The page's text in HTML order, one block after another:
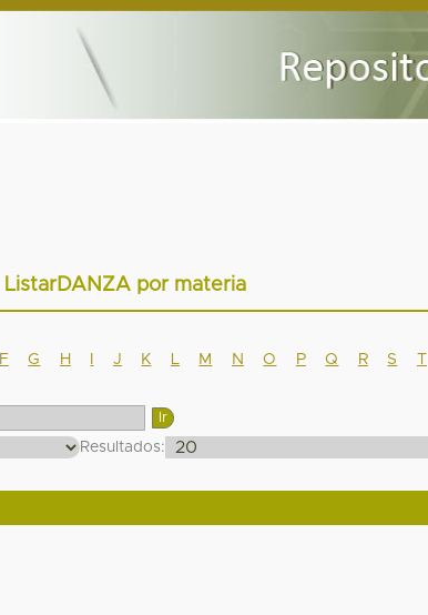
ListarDANZA por materia
F G H J K M N O P Q R S T
Resultados: